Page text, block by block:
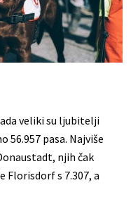
veliki su ljubitelji
56.957 pasa. Najviše
njih čak
Florisdorf s 7.307, a